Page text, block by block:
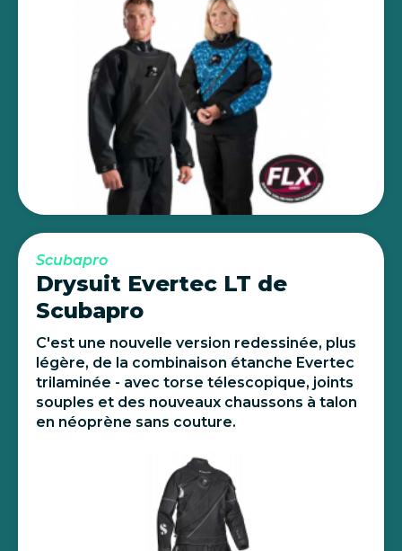
Scubapro
Drysuit Evertec LT de
Scubapro
C'est une nouvelle version redessinée, plus
légère, de la combinaison étanche Evertec
trilaminée - avec torse télescopique, joints
souples et des nouveaux chaussons à talon
en néoprène sans couture.